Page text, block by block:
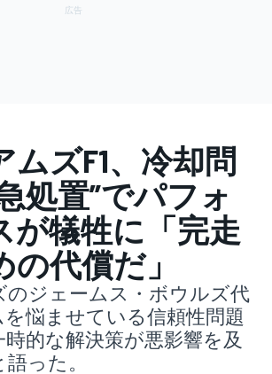
ムズF1、冷却問
処置”でパフォ
が犠牲に「完走
代償だ」
のジェームス・ボウルズ代
悩ませている信頼性問題
的な解決策が悪影響を及
った。